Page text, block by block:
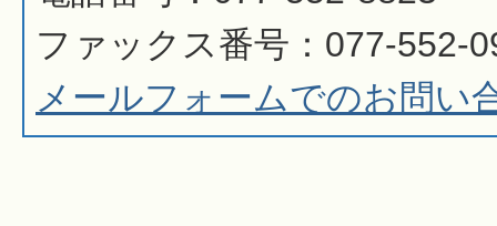
ファックス番号：077-552-
メールフォームでのお問い